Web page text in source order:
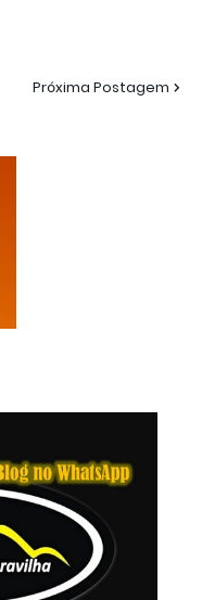
Próxima Postagem